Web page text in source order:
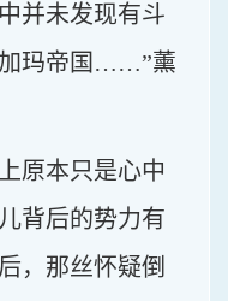
并未发现有斗
加玛帝国……”薰
原本只是心中
背后的势力有
，那丝怀疑倒